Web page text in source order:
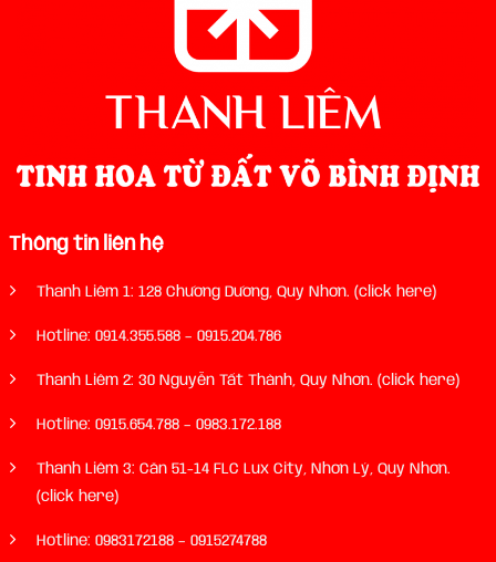
Thông tin liên hệ
Thanh Liêm 1: 128 Chương Dương, Quy Nhơn. (click here)
Hotline: 0914.355.588 – 0915.204.786
Thanh Liêm 2: 30 Nguyễn Tất Thành, Quy Nhơn. (click here)
Hotline: 0915.654.788 – 0983.172.188
Thanh Liêm 3: Căn 51-14 FLC Lux City, Nhơn Lý, Quy Nhơn.
(click here)
Hotline: 0983172188 – 0915274788